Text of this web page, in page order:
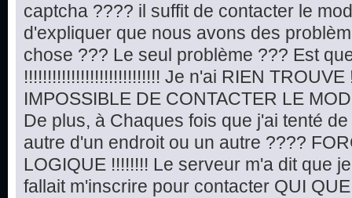
captcha ???? il suffit de contacter le
d'expliquer que nous avons des
chose ??? Le seul problème ??? Est
!!!!!!!!!!!!!!!!!!!!!!!!!!!!! Je n'ai RIEN TROUVE
IMPOSSIBLE DE CONTACTER LE
De plus, à Chaques fois que j'ai tenté
autre d'un endroit ou un autre ????
LOGIQUE !!!!!!!! Le serveur m'a dit que
fallait m'inscrire pour contacter QUI